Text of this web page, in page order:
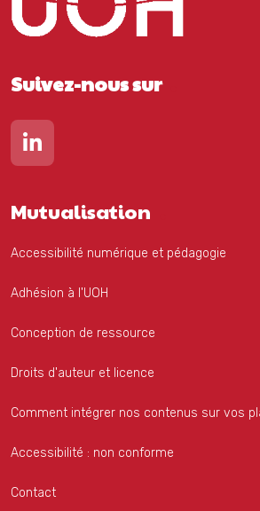
Suivez-nous sur
Lien vers notre page Linkedin
Mutualisation
Accessibilité numérique et pédagogie
Adhésion à l'UOH
Conception de ressource
Droits d'auteur et licence
Comment intégrer nos contenus sur vos
Accessibilité : non conforme
Contact